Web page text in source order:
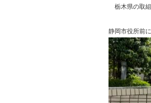
栃木県の取組
静岡市役所前